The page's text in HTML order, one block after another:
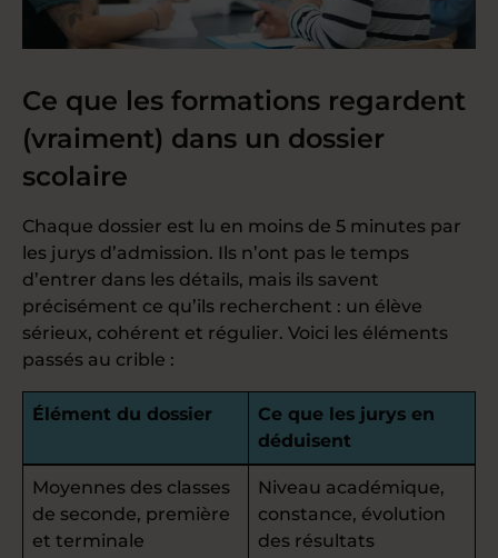
Ce que les formations regardent
(vraiment) dans un dossier
scolaire
Chaque dossier est lu en moins de 5 minutes par
les jurys d’admission. Ils n’ont pas le temps
d’entrer dans les détails, mais ils savent
précisément ce qu’ils recherchent : un élève
sérieux, cohérent et régulier. Voici les éléments
passés au crible :
Élément du dossier
Ce que les jurys en
déduisent
Moyennes des classes
de seconde, première
et terminale
Niveau académique,
constance, évolution
des résultats